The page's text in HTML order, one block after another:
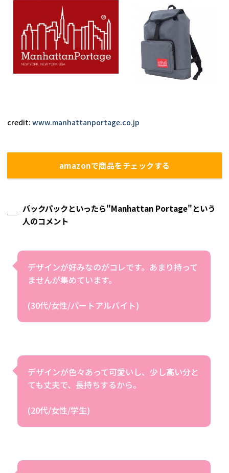
credit: www.manhattanportage.co.jp
amazonで商品をチェックする
バックパックといったら"Manhattan Portage"という
人のコメント
デザインが好みなのがコレです。あまり持って
ませんが集めています。
(30代/女性/パートアルバイト)
デザインが色々あって可愛いし、少し高い分と
ても丈夫で、長持ちするから。
(20代/女性/学生)